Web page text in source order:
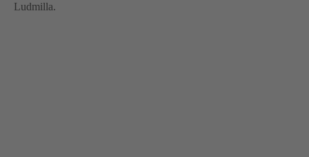
Ludmilla.